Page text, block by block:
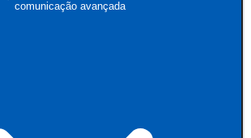
comunicação avançada